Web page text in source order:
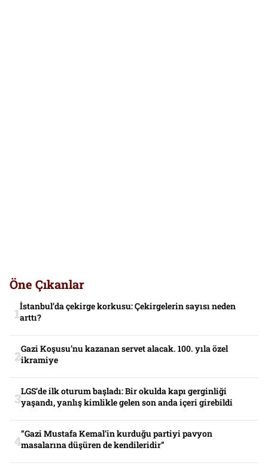
Öne Çıkanlar
İstanbul’da çekirge korkusu: Çekirgelerin sayısı neden
arttı?
Gazi Koşusu’nu kazanan servet alacak. 100. yıla özel
ikramiye
LGS’de ilk oturum başladı: Bir okulda kapı gerginliği
yaşandı, yanlış kimlikle gelen son anda içeri girebildi
“Gazi Mustafa Kemal’in kurduğu partiyi pavyon
masalarına düşüren de kendileridir”